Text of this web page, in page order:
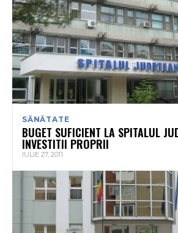
SĂNĂTATE
BUGET SUFICIENT LA SPITALUL
INVESTITII PROPRII
IULIE 27, 2011